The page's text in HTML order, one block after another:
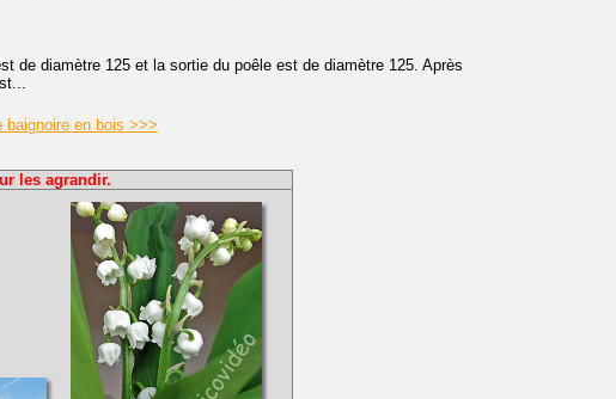
de diamètre 125 et la sortie du poêle est de diamètre 125. Après
en bois >>>
les agrandir.